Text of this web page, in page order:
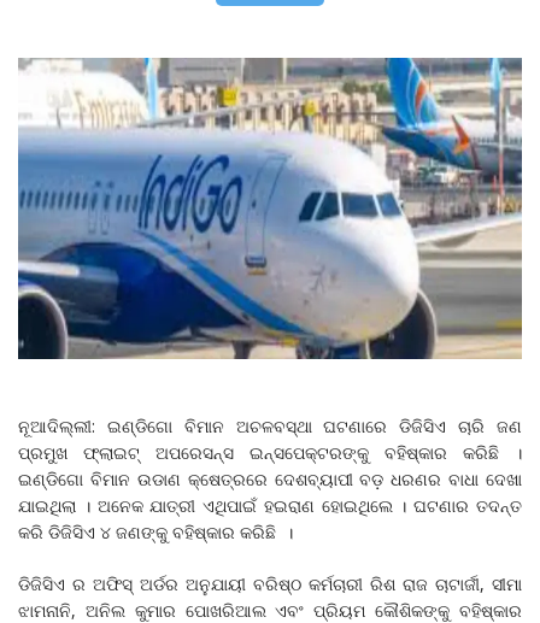
ନୂଆଦିଲ୍ଲୀ: ଇଣ୍ଡିଗୋ ବିମାନ ଅଚଳବସ୍ଥା ଘଟଣାରେ ଡିଜିସିଏ ଚାରି ଜଣ
ପ୍ରମୁଖ ଫ୍ଲାଇଟ୍ ଅପରେସନ୍ସ ଇନ୍ସପେକ୍ଟରଙ୍କୁ ବହିଷ୍କାର କରିଛି ।
ଇଣ୍ଡିଗୋ ବିମାନ ଉଡାଣ କ୍ଷେତ୍ରରେ ଦେଶବ୍ୟାପୀ ବଡ଼ ଧରଣର ବାଧା ଦେଖା
ଯାଇଥିଲା । ଅନେକ ଯାତ୍ରୀ ଏଥିପାଇଁ ହଇରାଣ ହୋଇଥିଲେ । ଘଟଣାର ତଦନ୍ତ
କରି ଡିଜିସିଏ ୪ ଜଣଙ୍କୁ ବହିଷ୍କାର କରିଛି ।
ଡିଜିସିଏ ର ଅଫିସ୍ ଅର୍ଡର ଅନୁଯାୟୀ ବରିଷ୍ଠ କର୍ମଚାରୀ ରିଶ ରାଜ ଚାଟାର୍ଜୀ, ସୀମା
ଝାମନାନି, ଅନିଲ କୁମାର ପୋଖରିଆଲ ଏବଂ ପ୍ରିୟମ କୌଶିକଙ୍କୁ ବହିଷ୍କାର